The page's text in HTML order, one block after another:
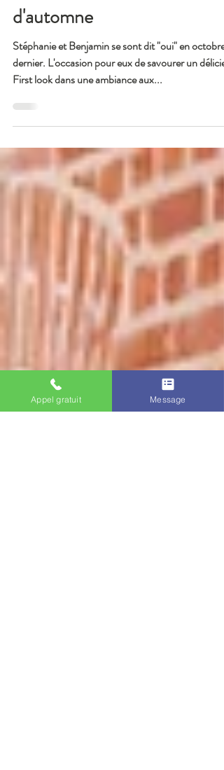
Reportages mariages
Stéphanie & Benjamin: Un
first look aux mille couleurs
Stéphanie et Benjamin se sont dit "oui" en octobre
First look dans une ambiance aux...
Appel gratuit Message